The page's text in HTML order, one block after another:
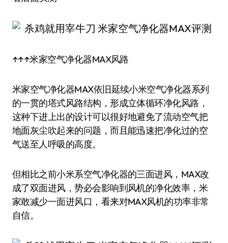
↑↑↑米家空气净化器MAX风路
米家空气净化器MAX依旧延续小米空气净化器系列
的一贯的塔式风路结构，形成立体循环净化风路，
这种下进上出的设计可以很好地避免了流动空气把
地面灰尘吹起来的问题，而且能迅速把净化过的空
气送至人呼吸的高度。
但相比之前小米系空气净化器的三面进风，MAX改
成了双面进风，势必会影响到风机的净化效率，米
家敢减少一面进风口，看来对MAX风机的功率非常
自信。